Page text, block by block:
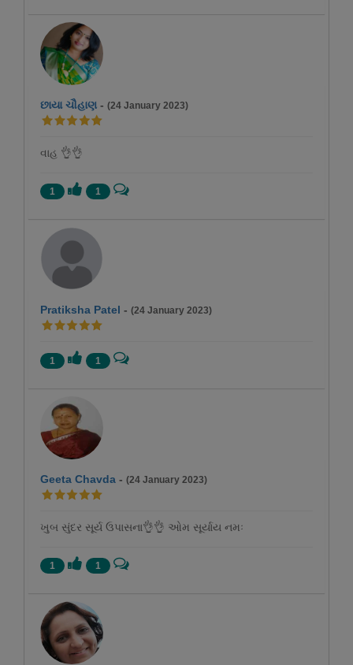
છાયા ચૌહાણ - (24 January 2023)
વાહ 👌👌
1 1
Pratiksha Patel - (24 January 2023)
1 1
Geeta Chavda - (24 January 2023)
ખુબ સુંદર સૂર્ય ઉપાસના👌👌 ઓમ સૂર્યાય નમઃ
1 1